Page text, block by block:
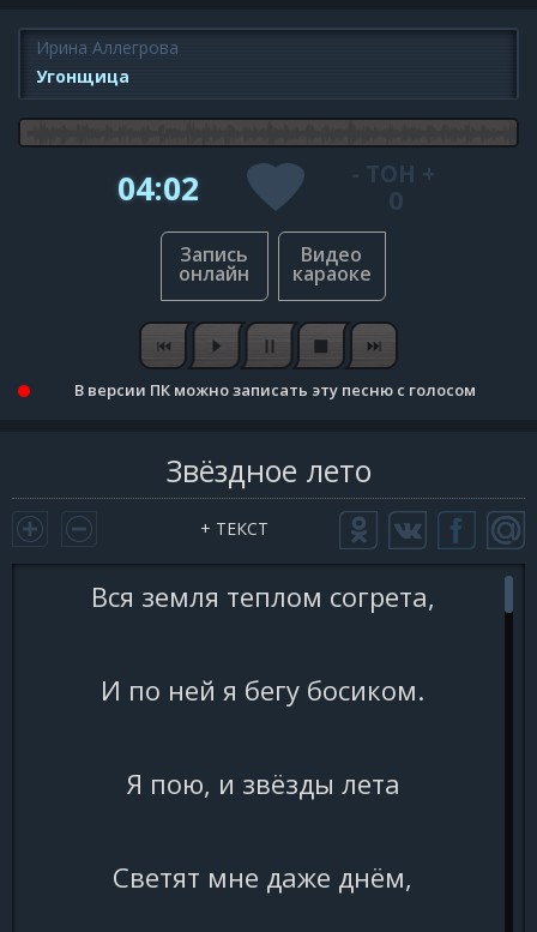
Ирина Аллегрова
Угонщица
04:02 - ТОН +
0
В версии ПК можно записать эту песню с голосом
Звёздное лето
+ ТЕКСТ
Вся земля теплом согрета,
И по ней я бегу босиком.
Я пою, и звёзды лета
Светят мне даже днём,